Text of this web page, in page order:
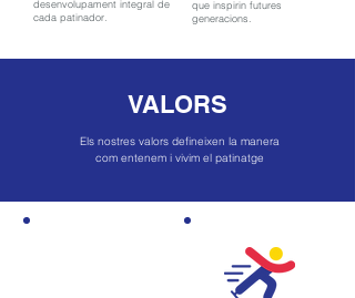
desenvolupament integral de
cada patinador.
que inspirin futures
generacions.
VALORS
Els nostres valors defineixen la manera
com entenem i vivim el patinatge